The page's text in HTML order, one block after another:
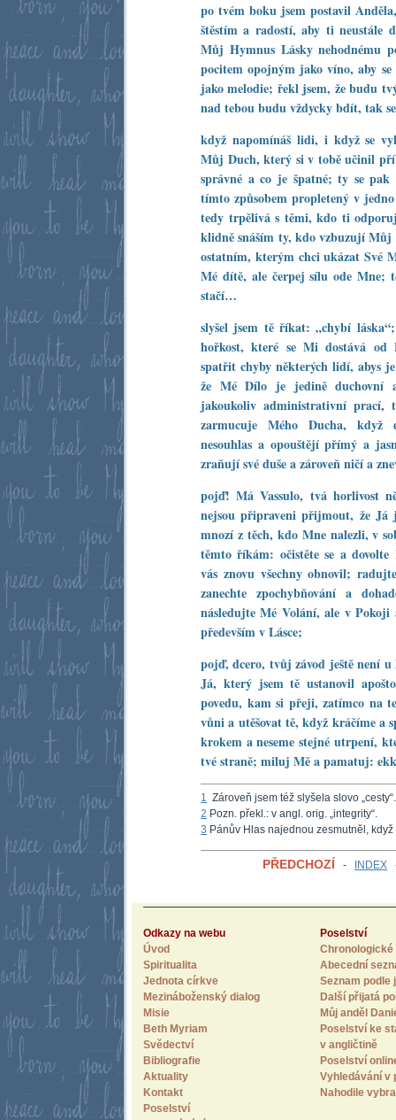
po tvém boku jsem postavil
štěstím a radostí, aby ti neustále
Můj Hymnus Lásky nehodnému
pocitem opojným jako víno, aby
jako melodie; řekl jsem, že budu
nad tebou budu vždycky bdít, tak
když napomínáš lidi, i když se
Můj Duch, který si v tobě učinil
správné a co je špatné; ty se
tímto způsobem propletený v
tedy trpělivá s těmi, kdo ti
klidně snáším ty, kdo vzbuzují
ostatním, kterým chci ukázat Své
Mé dítě, ale čerpej sílu ode Mne;
stačí…
slyšel jsem tě říkat: „chybí
hořkost, které se Mi dostává
spatřit chyby některých lidí, abys
že Mé Dílo je jedině duchovní a
jakoukoliv administrativní prací,
zarmucuje Mého Ducha, když
nesouhlas a opouštějí přímý a
zraňují své duše a zároveň ničí a
pojď! Má Vassulo, tvá horlivost
nejsou připraveni přijmout, že
mnozí z těch, kdo Mne nalezli, v
těmto říkám: očistěte se a
vás znovu všechny obnovil;
zanechte zpochybňování a
následujte Mé Volání, ale v Pokoji
především v Lásce;
pojď, dcero, tvůj závod ještě není
Já, který jsem tě ustanovil
povedu, kam si přeji, zatímco na
vůni a utěšovat tě, když kráčíme a
krokem a neseme stejné utrpení,
tvé straně; miluj Mě a pamatuj:
1 Zároveň jsem též slyšela slovo
2 Pozn. překl.: v angl. orig. „integrity“.
3 Pánův Hlas najednou zesmutněl,
PŘEDCHOZÍ - INDEX
Odkazy na webu
Úvod
Spiritualita
Jednota církve
Mezináboženský dialog
Misie
Beth Myriam
Svědectví
Bibliografie
Aktuality
Kontakt
Poselství
Poselství
Chronologické
Abecední
Seznam
Další přijatá
Můj anděl
Poselství ke
v angličtině
Poselství
Vyhledávání v
Nahodile